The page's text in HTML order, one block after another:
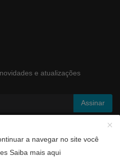
e atualizações
Assinar
- Aticon Estratégia
a navegar no site você
Saiba mais aqui